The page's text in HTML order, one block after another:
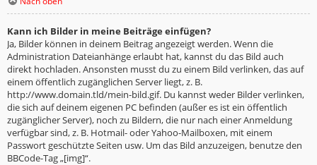
Kann ich Bilder in meine Beiträge einfügen?
Ja, Bilder können in deinem Beitrag angezeigt werden. Wenn die
Administration Dateianhänge erlaubt hat, kannst du das Bild auch
direkt hochladen. Ansonsten musst du zu einem Bild verlinken, das auf
einem öffentlich zugänglichen Server liegt, z. B.
http://www.domain.tld/mein-bild.gif. Du kannst weder Bilder verlinken,
die sich auf deinem eigenen PC befinden (außer es ist ein öffentlich
zugänglicher Server), noch zu Bildern, die nur nach einer Anmeldung
verfügbar sind, z. B. Hotmail- oder Yahoo-Mailboxen, mit einem
Passwort geschützte Seiten usw. Um das Bild anzuzeigen, benutze den
BBCode-Tag „[img]“.